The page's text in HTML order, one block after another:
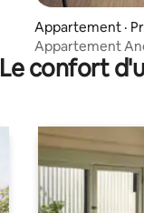
Appartement ·
Appartement
garage, métro
Le confort